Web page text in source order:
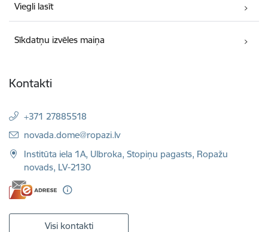
Viegli lasīt
Sīkdatņu izvēles maiņa
Kontakti
+371 27885518
E-pasts:
novada.dome@ropazi.lv
Institūta iela 1A, Ulbroka, Stopiņu pagasts, Ropažu
novads, LV-2130
Visi kontakti